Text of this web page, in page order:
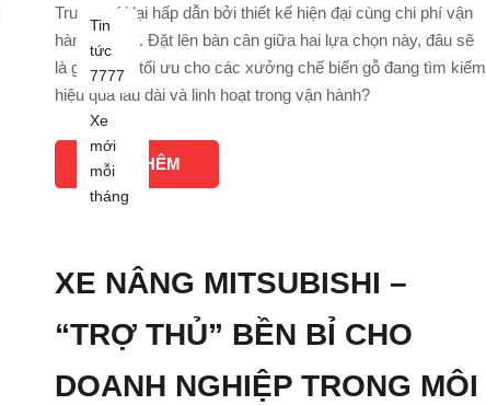
Trung mới lại hấp dẫn bởi thiết kế hiện đại cùng chi phí vận
hành hợp lý. Đặt lên bàn cân giữa hai lựa chọn này, đâu sẽ
là giải pháp tối ưu cho các xưởng chế biến gỗ đang tìm kiếm
hiệu quả lâu dài và linh hoạt trong vận hành?
XEM THÊM
Tin
tức
7777
Xe
mới
mỗi
tháng
XE NÂNG MITSUBISHI –
“TRỢ THỦ” BỀN BỈ CHO
DOANH NGHIỆP TRONG MÔI